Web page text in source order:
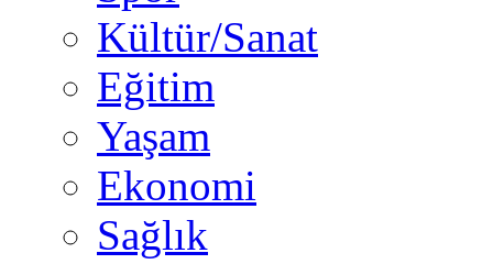
Kültür/Sanat
Eğitim
Yaşam
Ekonomi
Sağlık